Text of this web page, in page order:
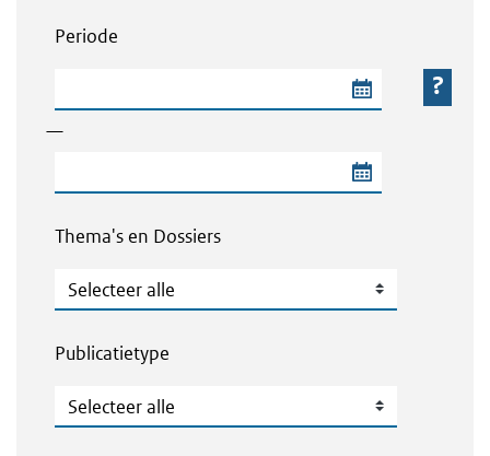
Periode
—
Thema's en Dossiers
Thema's en Dossiers
Publicatietype
Publicatietype